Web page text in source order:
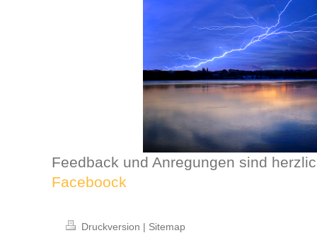
Feedback und Anregungen sind
Faceboock
Druckversion | Sitemap